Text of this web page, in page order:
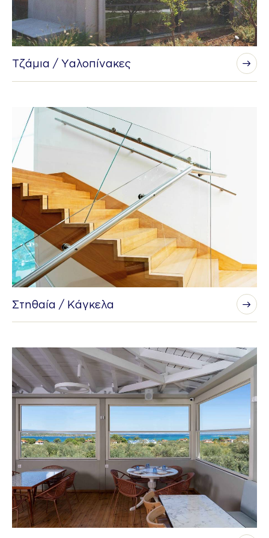
Τζάμια / Υαλοπίνακες
Στηθαία / Κάγκελα